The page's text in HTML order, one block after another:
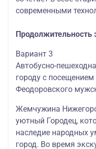
современными
Продолжительность
Вариант 3
Автобусно-
городу с
Феодоровского
Жемчужина
уютный Городец,
наследие народных
город. Во время